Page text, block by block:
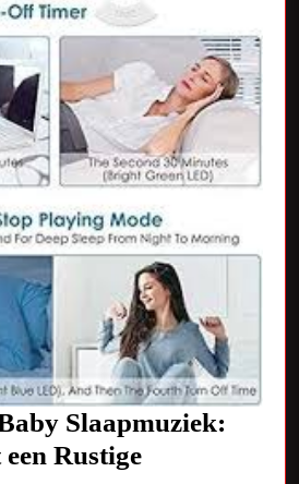
Slaapmuziek:
Rustige